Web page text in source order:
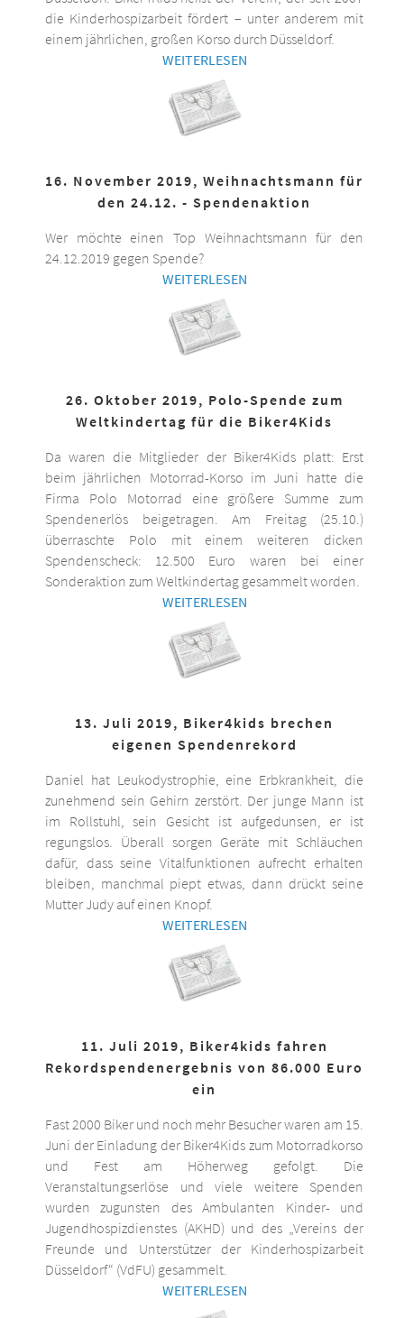
die Kinderhospizarbeit fördert – unter anderem mit
einem jährlichen, großen Korso durch Düsseldorf.
WEITERLESEN
16. November 2019, Weihnachtsmann für
den 24.12. - Spendenaktion
Wer möchte einen Top Weihnachtsmann für den
24.12.2019 gegen Spende?
WEITERLESEN
26. Oktober 2019, Polo-Spende zum
Weltkindertag für die Biker4Kids
Da waren die Mitglieder der Biker4Kids platt: Erst
beim jährlichen Motorrad-Korso im Juni hatte die
Firma Polo Motorrad eine größere Summe zum
Spendenerlös beigetragen. Am Freitag (25.10.)
überraschte Polo mit einem weiteren dicken
Spendenscheck: 12.500 Euro waren bei einer
Sonderaktion zum Weltkindertag gesammelt worden.
WEITERLESEN
13. Juli 2019, Biker4kids brechen
eigenen Spendenrekord
Daniel hat Leukodystrophie, eine Erbkrankheit, die
zunehmend sein Gehirn zerstört. Der junge Mann ist
im Rollstuhl, sein Gesicht ist aufgedunsen, er ist
regungslos. Überall sorgen Geräte mit Schläuchen
dafür, dass seine Vitalfunktionen aufrecht erhalten
bleiben, manchmal piept etwas, dann drückt seine
Mutter Judy auf einen Knopf.
WEITERLESEN
11. Juli 2019, Biker4kids fahren
Rekordspendenergebnis von 86.000 Euro
ein
Fast 2000 Biker und noch mehr Besucher waren am 15.
Juni der Einladung der Biker4Kids zum Motorradkorso
und Fest am Höherweg gefolgt. Die
Veranstaltungserlöse und viele weitere Spenden
wurden zugunsten des Ambulanten Kinder- und
Jugendhospizdienstes (AKHD) und des „Vereins der
Freunde und Unterstützer der Kinderhospizarbeit
Düsseldorf“ (VdFU) gesammelt.
WEITERLESEN